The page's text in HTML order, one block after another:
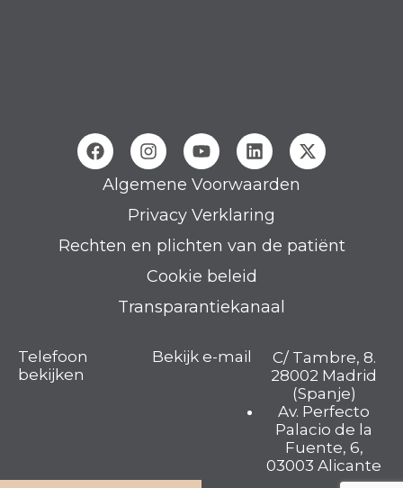
Algemene Voorwaarden
Privacy Verklaring
Rechten en plichten van de patiënt
Cookie beleid
Transparantiekanaal
Telefoon
bekijken
Bekijk e-mail
C/ Tambre, 8.
28002 Madrid
(Spanje)
Av. Perfecto
Palacio de la
Fuente, 6,
03003 Alicante